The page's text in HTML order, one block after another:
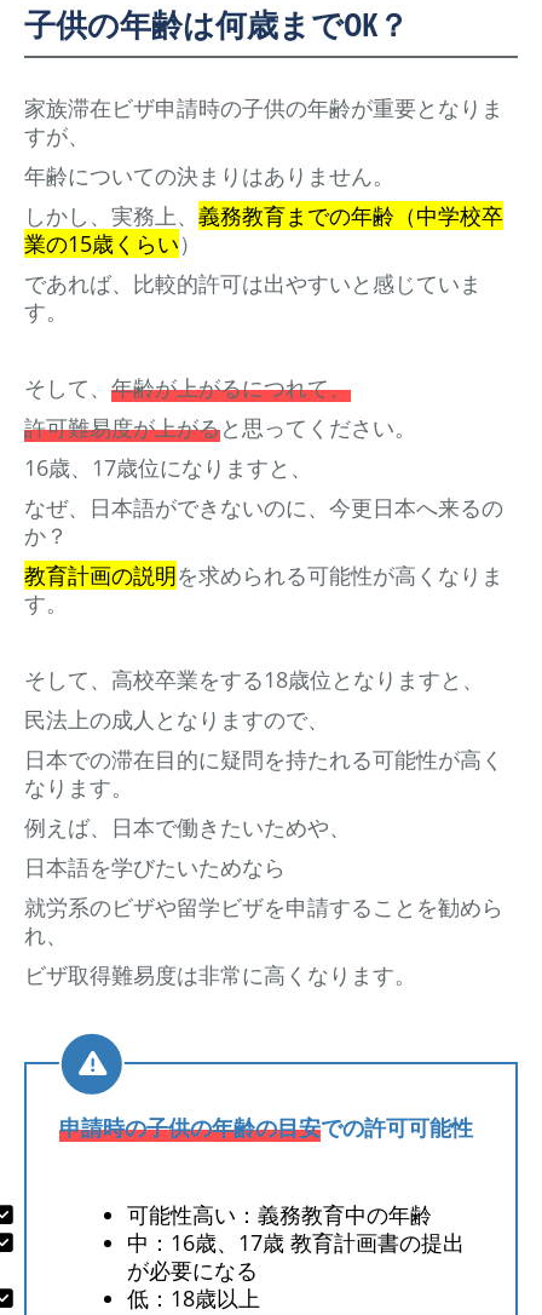
子供の年齢は何歳までOK？
家族滞在ビザ申請時の子供の年齢が重要となりま
すが、
年齢についての決まりはありません。
しかし、実務上、 義務教育までの年齢（中学校卒
業の15歳くらい）
であれば、比較的許可は出やすいと感じていま
す。
そして、 年齢が上がるにつれて、
許可難易度が上がると思ってください。
16歳、17歳位になりますと、
なぜ、日本語ができないのに、今更日本へ来るの
か？
教育計画の説明を求められる可能性が高くなりま
す。
そして、高校卒業をする18歳位となりますと、
民法上の成人となりますので、
日本での滞在目的に疑問を持たれる可能性が高く
なります。
例えば、日本で働きたいためや、
日本語を学びたいためなら
就労系のビザや留学ビザを申請することを勧めら
れ、
ビザ取得難易度は非常に高くなります。
申請時の子供の年齢の目安での許可可能性
可能性高い：義務教育中の年齢
中：16歳、17歳 教育計画書の提出
が必要になる
低：18歳以上